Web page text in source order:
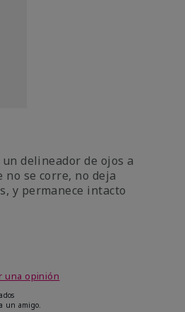
delineador de ojos a
no se corre, no deja
y permanece intacto
de 4,1 de 5
una opinión
un amigo.